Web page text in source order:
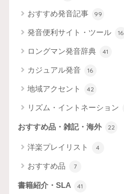
おすすめ発音記事 99
発音便利サイト・ツール 16
ロングマン発音辞典 41
カジュアル発音 16
地域アクセント 42
リズム・イントネーション
おすすめ品・雑記・海外 22
洋楽プレイリスト 4
おすすめ品 7
書籍紹介・SLA 41